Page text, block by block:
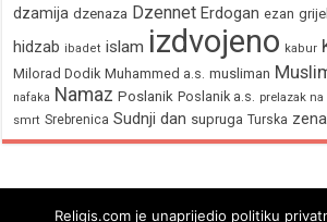
dzamija dzenaza Dzennet Erdogan ezan
hidzab ibadet islam izdvojeno kabur
Milorad Dodik Muhammed a.s. musliman
nafaka Namaz Poslanik Poslanik a.s. prelazak
smrt Srebrenica Sudnji dan supruga Turska zena
Religis.com je unaprijedio politiku